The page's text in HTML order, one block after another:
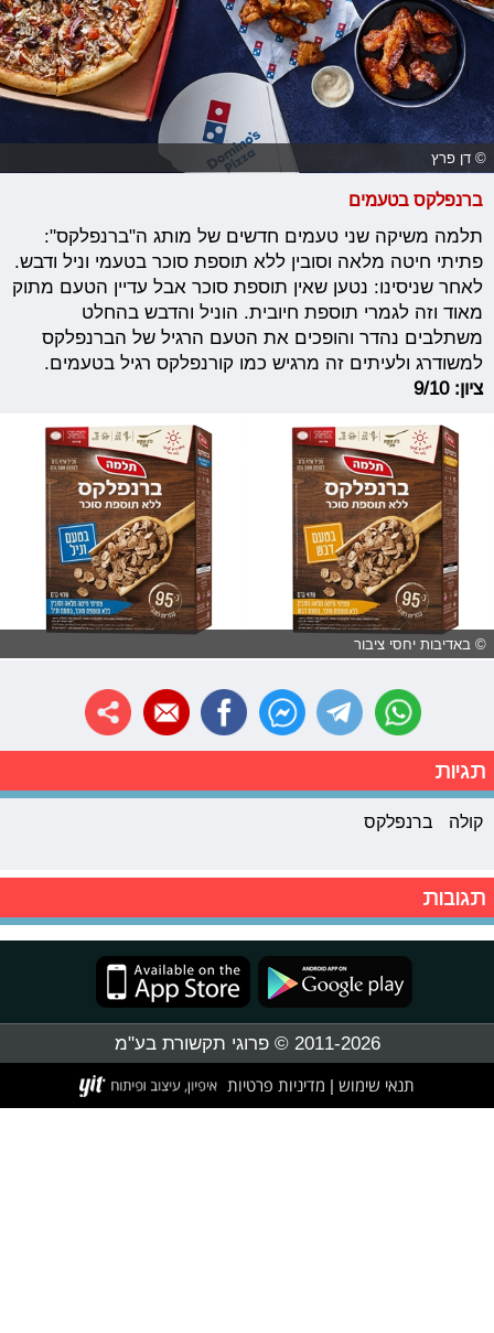
© דן פרץ
ברנפלקס בטעמים
תלמה משיקה שני טעמים חדשים של מותג ה"ברנפלקס":
פתיתי חיטה מלאה וסובין ללא תוספת סוכר בטעמי וניל ודבש.
לאחר שניסינו: נטען שאין תוספת סוכר אבל עדיין הטעם מתוק
מאוד וזה לגמרי תוספת חיובית. הוניל והדבש בהחלט
משתלבים נהדר והופכים את הטעם הרגיל של הברנפלקס
למשודרג ולעיתים זה מרגיש כמו קורנפלקס רגיל בטעמים.
ציון: 9/10
© באדיבות יחסי ציבור
תגיות
קולה ברנפלקס
תגובות
2011-2026 © פרוגי תקשורת בע"מ
תנאי שימוש מדיניות פרטיות